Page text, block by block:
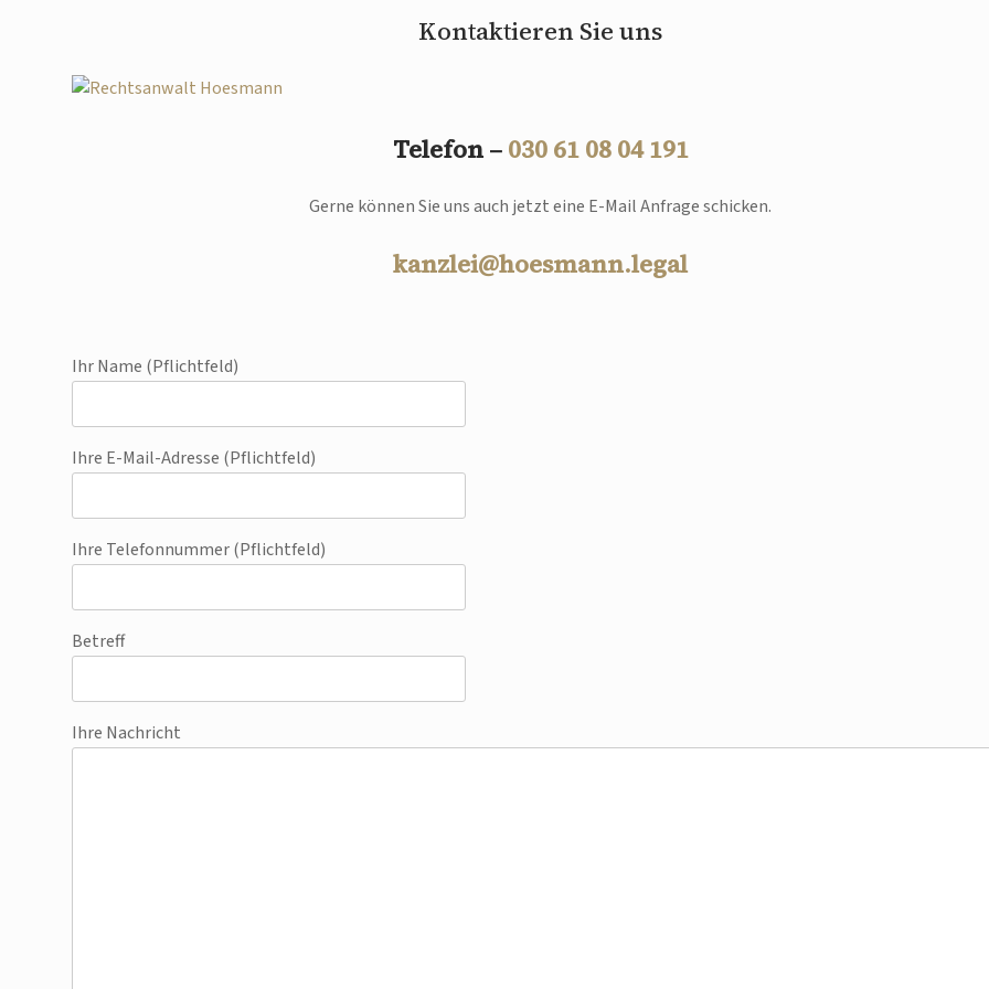
Kontaktieren Sie uns
Telefon – 030 61 08 04 191
Gerne können Sie uns auch jetzt eine E-Mail Anfrage schicken.
kanzlei@hoesmann.legal
Ihr Name (Pflichtfeld)
Ihre E-Mail-Adresse (Pflichtfeld)
Ihre Telefonnummer (Pflichtfeld)
Betreff
Ihre Nachricht